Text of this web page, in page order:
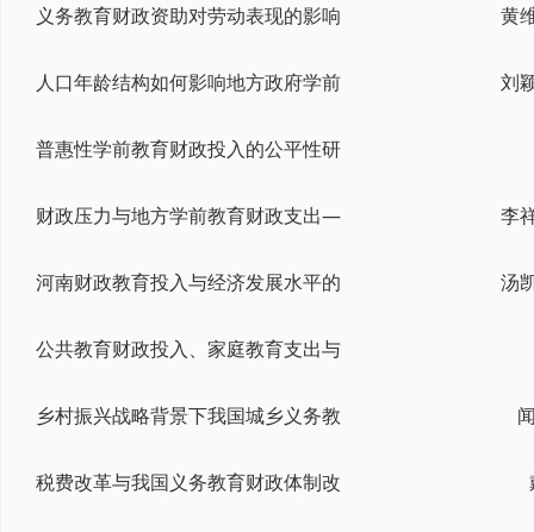
义务教育财政资助对劳动表现的影响
人口年龄结构如何影响地方政府学前
普惠性学前教育财政投入的公平性研
财政压力与地方学前教育财政支出—
河南财政教育投入与经济发展水平的
公共教育财政投入、家庭教育支出与
乡村振兴战略背景下我国城乡义务教
税费改革与我国义务教育财政体制改